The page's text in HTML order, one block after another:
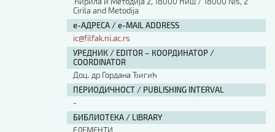
Cirila and Metodija
е-АДРЕСА / e-MAIL ADDRESS
ic@filfak.ni.ac.rs
УРЕДНИК / EDITOR – КООРДИНАТОР /
COORDINATOR
Доц. др Гордана Ђигић
ПЕРИОДИЧНОСТ / PUBLISHING INTERVAL
-
БИБЛИОТЕКА / LIBRARY